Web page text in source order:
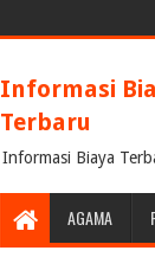
Informasi
Terbaru
Informasi Biaya
AGAMA